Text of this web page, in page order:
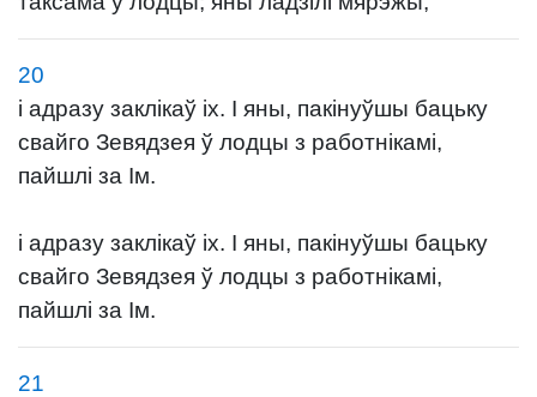
20
і адразу заклікаў іх. І яны, пакінуўшы бацьку
свайго Зевядзея ў лодцы з работнікамі,
пайшлі за Ім.
і адразу заклікаў іх. І яны, пакінуўшы бацьку
свайго Зевядзея ў лодцы з работнікамі,
пайшлі за Ім.
21